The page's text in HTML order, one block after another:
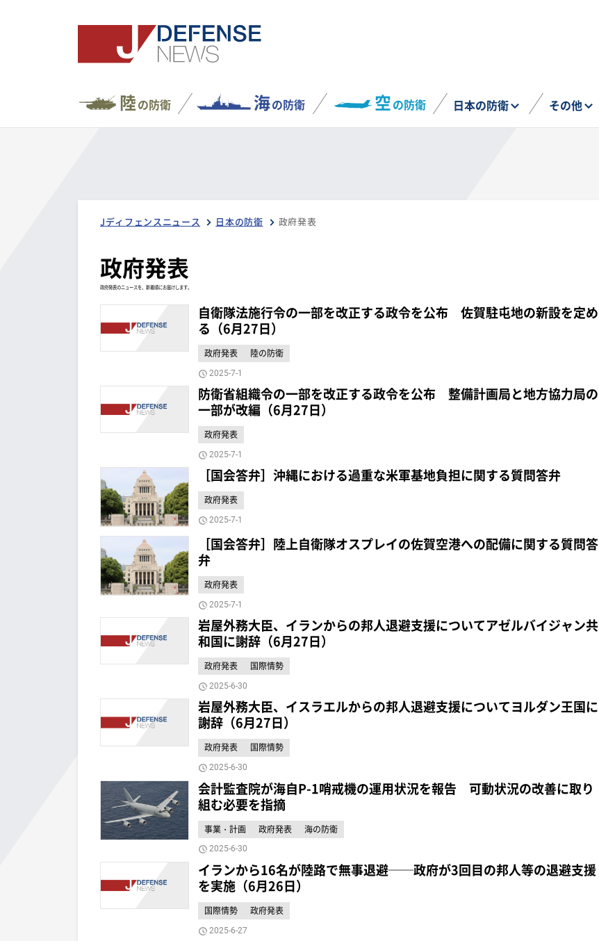
陸の防衛 海の防衛 空の防衛 日本の防衛 その他
Jディフェンスニュース 日本の防衛 政府発表
政府発表
政府発表のニュースを、新着順にお届けします。
自衛隊法施行令の一部を改正する政令を公布 佐賀駐屯地の新設を定め
る（6月27日）
政府発表 陸の防衛
2025-7-1
防衛省組織令の一部を改正する政令を公布 整備計画局と地方協力局の
一部が改編（6月27日）
政府発表
2025-7-1
［国会答弁］沖縄における過重な米軍基地負担に関する質問答弁
政府発表
2025-7-1
［国会答弁］陸上自衛隊オスプレイの佐賀空港への配備に関する質問答
弁
政府発表
2025-7-1
岩屋外務大臣、イランからの邦人退避支援についてアゼルバイジャン共
和国に謝辞（6月27日）
政府発表 国際情勢
2025-6-30
岩屋外務大臣、イスラエルからの邦人退避支援についてヨルダン王国に
謝辞（6月27日）
政府発表 国際情勢
2025-6-30
会計監査院が海自P-1哨戒機の運用状況を報告 可動状況の改善に取り
組む必要を指摘
事業・計画 政府発表 海の防衛
2025-6-30
イランから16名が陸路で無事退避──政府が3回目の邦人等の退避支援
を実施（6月26日）
国際情勢 政府発表
2025-6-27